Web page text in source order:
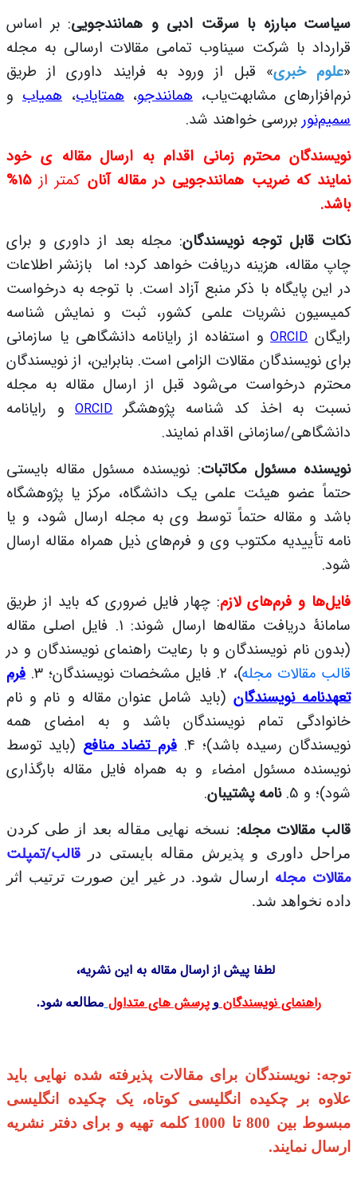
سیاست مبارزه با سرقت ادبی و همانندجویی: بر اساس
قرارداد با شرکت سیناوب تمامی مقالات ارسالی به مجله
«علوم خبری» قبل از ورود به فرایند داوری از طریق
نرم‌افزارهای مشابهت‌یاب، همانندجو، همتایاب، همیاب و
سمیم‌نور بررسی خواهند شد.
نویسندگان محترم زمانی اقدام به ارسال مقاله ی خود
نمایند که ضریب همانندجویی در مقاله آنان کمتر از
15%
باشد.
نکات قابل توجه نویسندگان: مجله بعد از داوری و برای
چاپ مقاله، هزینه دریافت خواهد کرد؛ اما بازنشر اطلاعات
در این پایگاه با ذکر منبع آزاد است. با توجه به درخواست
کمیسیون نشریات علمی کشور، ثبت و نمایش شناسه
رایگانORCIDو استفاده از رایانامه دانشگاهی یا سازمانی
برای نویسندگان مقالات الزامی است. بنابراین، از نویسندگان
محترم درخواست می‌شود قبل از ارسال مقاله به مجله
نسبت به اخذ کد شناسه پژوهشگرORCIDو رایانامه
دانشگاهی/سازمانی اقدام نمایند.
نویسنده مسئول مکاتبات: نویسنده مسئول مقاله بایستی
حتماً عضو هیئت علمی یک دانشگاه، مرکز یا پژوهشگاه
باشد و مقاله حتماً توسط وی به مجله ارسال شود، و یا
نامه تأییدیه مکتوب وی و فرم‌های ذیل همراه مقاله ارسال
شود.
فایل‌ها و فرم‌های لازم: چهار فایل ضروری که باید از طریق
سامانۀ دریافت مقاله‌ها ارسال شوند: ۱. فایل اصلی مقاله
(بدون نام نویسندگان و با رعایت راهنمای نویسندگان و در
قالب مقالات مجله)، ۲. فایل مشخصات نویسندگان؛ ۳. فرم
تعهدنامه نویسندگان (باید شامل عنوان مقاله و نام و نام
خانوادگی تمام نویسندگان باشد و به امضای همه
نویسندگان رسیده باشد)؛ ۴. فرم تضاد منافع (باید توسط
نویسنده مسئول امضاء و به همراه فایل مقاله بارگذاری
شود)؛ و 5.
نامه پشتیبان.
قالب مقالات مجله: نسخه نهایی مقاله بعد از طی کردن
مراحل داوری و پذیرش مقاله بایستی در قالب/تمپلت
مقالات مجله ارسال شود. در غیر این صورت ترتیب اثر
داده نخواهد شد.
لطفا پیش از ارسال مقاله به این نشریه،
راهنمای نویسندگانوپرسش های متداول مطالعه شود.
توجه: نویسندگان برای مقالات پذیرفته شده نهایی باید
علاوه بر چکیده انگلیسی کوتاه، یک چکیده انگلیسی
مبسوط بین 800 تا 1000 کلمه تهیه و برای دفتر نشریه
ارسال نمایند.